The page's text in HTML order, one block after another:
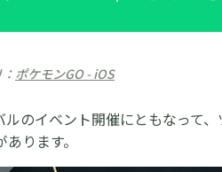
ポケモンGO - iOS
のイベント開催にともなって
ります。